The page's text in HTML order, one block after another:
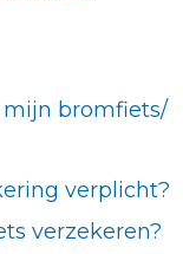
mijn bromfiets/
verplicht?
verzekeren?